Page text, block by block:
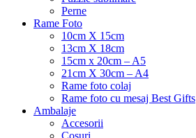
Perne
Rame Foto
10cm X 15cm
13cm X 18cm
15cm x 20cm – A5
21cm X 30cm – A4
Rame foto colaj
Rame foto cu mesaj Best Gifts
Ambalaje
Accesorii